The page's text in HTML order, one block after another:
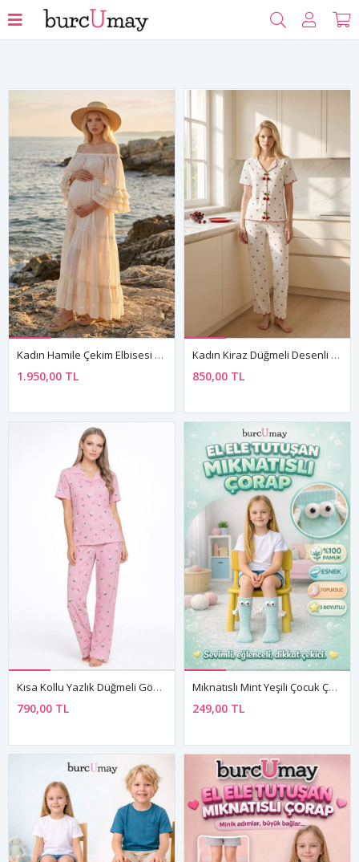
Filtrele
Kadın Hamile Çekim Elbisesi Madonna Yaka Fırfır Detaylı Çok Katlı Kol Ham Pamuk Uzun Elbise
1.950,00 TL
Kadın Kiraz Düğmeli Desenli Pijama Takımı Beyaz Yazlık Kısa Kollu Fitilli Model
850,00 TL
Kısa Kollu Yazlık Düğmeli Gömlek Yaka Yumuşak Dokulu Pembe Kadın Pijama Takımı
790,00 TL
Mıknatıslı Mint Yeşili Çocuk Çorabı – El Ele Tutuşan Pamuklu Model
249,00 TL